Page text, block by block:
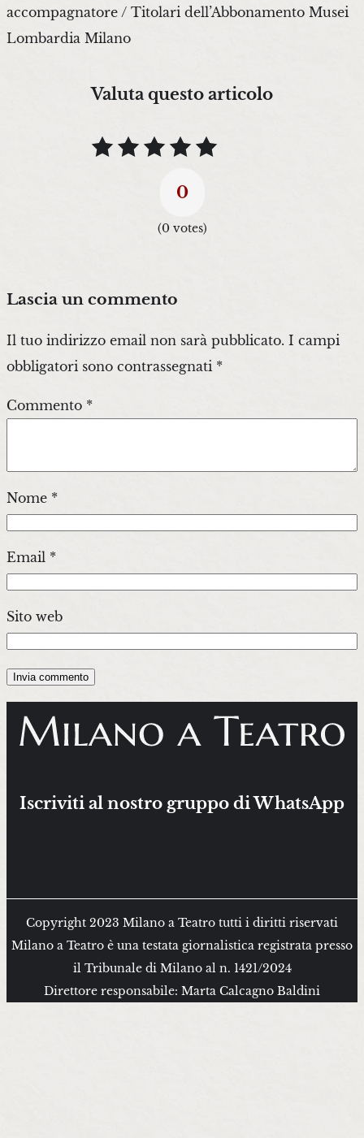
accompagnatore / Titolari dell’Abbonamento Musei
Lombardia Milano
Valuta questo articolo
0
(0votes)
Lascia un commento
Il tuo indirizzo email non sarà pubblicato. I campi
obbligatori sono contrassegnati *
Commento *
Nome *
Email *
Sito web
Iscriviti al nostro gruppo di WhatsApp
Copyright 2023 Milano a Teatro tutti i diritti riservati
Milano a Teatro è una testata giornalistica registrata presso
il Tribunale di Milano al n. 1421/2024
Direttore responsabile: Marta Calcagno Baldini